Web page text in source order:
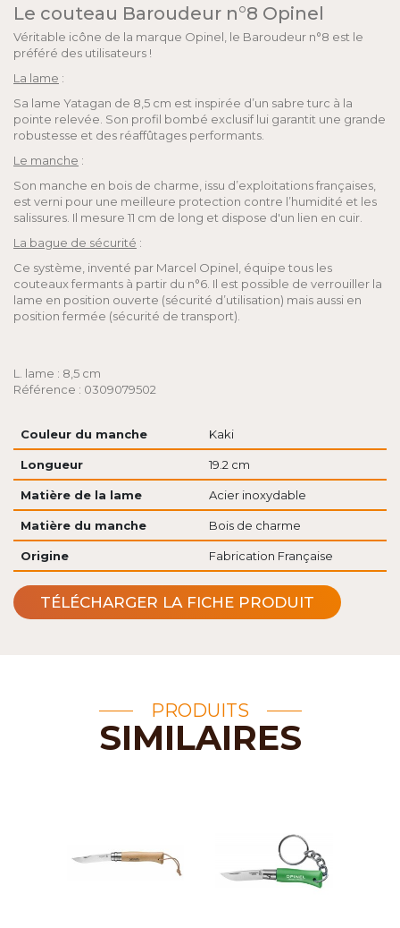
Le couteau Baroudeur n°8 Opinel
Véritable icône de la marque Opinel, le Baroudeur n°8 est le
préféré des utilisateurs !
La lame :
Sa lame Yatagan de 8,5 cm est inspirée d’un sabre turc à la
pointe relevée. Son profil bombé exclusif lui garantit une grande
robustesse et des réaffûtages performants.
Le manche :
Son manche en bois de charme, issu d’exploitations françaises,
est verni pour une meilleure protection contre l’humidité et les
salissures. Il mesure 11 cm de long et dispose d'un lien en cuir.
La bague de sécurité :
Ce système, inventé par Marcel Opinel, équipe tous les
couteaux fermants à partir du n°6. Il est possible de verrouiller la
lame en position ouverte (sécurité d’utilisation) mais aussi en
position fermée (sécurité de transport).
L. lame : 8,5 cm
Référence : 0309079502
Couleur du manche Kaki
Longueur 19.2 cm
Matière de la lame Acier inoxydable
Matière du manche Bois de charme
Origine Fabrication Française
TÉLÉCHARGER LA FICHE PRODUIT
PRODUITS
SIMILAIRES